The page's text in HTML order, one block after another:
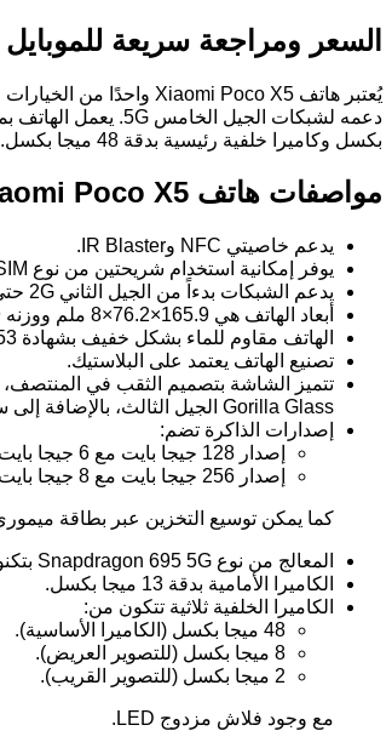
السعر ومراجعة سريعة للموبايل
بكسل وكاميرا خلفية رئيسية بدقة 48 ميجا بكسل. دعونا نستعرض معًا المواصفات الكاملة لهذا الهاتف وما يميزه من صفات وملاحظات.
مواصفات هاتف Xiaomi Poco X5:
يدعم خاصيتي NFC وIR Blaster.
يوفر إمكانية استخدام شريحتين من نوع Nano SIM.
يدعم الشبكات بدءاً من الجيل الثاني 2G حتى الجيل الخامس 5G.
أبعاد الهاتف هي 165.9×76.2×8 ملم ووزنه 189 جرام.
الهاتف مقاوم للماء بشكل خفيف بشهادة IP53.
تصنيع الهاتف يعتمد على البلاستيك.
Gorilla Glass الجيل الثالث، بالإضافة إلى سطوع يصل إلى 700 شمعة.
إصدارات الذاكرة تضم:
إصدار 128 جيجا بايت مع 6 جيجا بايت RAM.
إصدار 256 جيجا بايت مع 8 جيجا بايت RAM.
كما يمكن توسيع التخزين عبر بطاقة
المعالج من نوع Snapdragon 695 5G بتكنولوجيا 6 نانو، مع معالج رسومي Adreno 619.
الكاميرا الأمامية بدقة 13 ميجا بكسل.
الكاميرا الخلفية ثلاثية تتكون من:
48 ميجا بكسل (الكاميرا الأساسية).
8 ميجا بكسل (للتصوير العريض).
2 ميجا بكسل (للتصوير القريب).
مع وجود فلاش مزدوج LED.